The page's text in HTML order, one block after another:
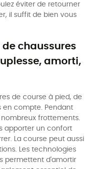
éviter de retourner
il suffit de bien vous
de chaussures
amorti,
de course à pied, de
en compte. Pendant
frottements.
apporter un confort
La course peut aussi
Les technologies
permettent d'amortir